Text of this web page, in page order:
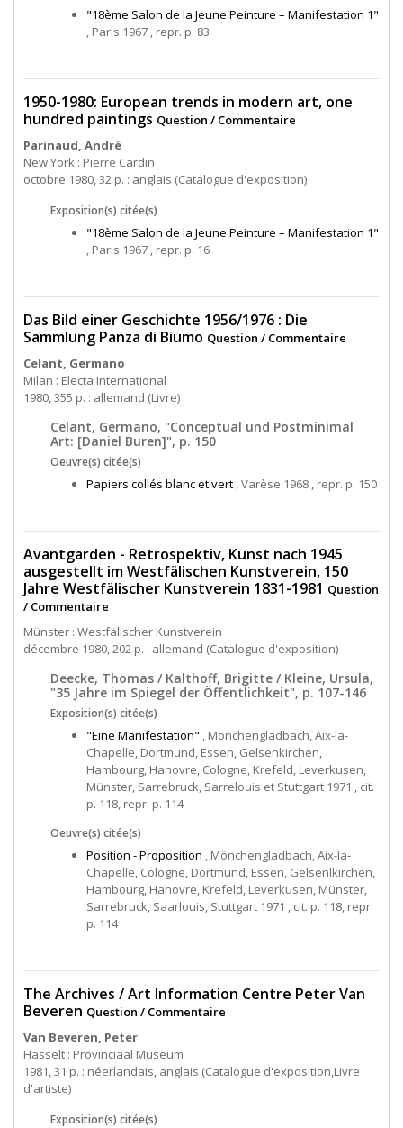
"18ème Salon de la Jeune Peinture – Manifestation 1"
, Paris 1967 , repr. p. 83
1950-1980: European trends in modern art, one
hundred paintings Question / Commentaire
Parinaud, André
New York : Pierre Cardin
octobre 1980, 32 p. : anglais (Catalogue d'exposition)
Exposition(s) citée(s)
"18ème Salon de la Jeune Peinture – Manifestation 1"
, Paris 1967 , repr. p. 16
Das Bild einer Geschichte 1956/1976 : Die
Sammlung Panza di Biumo Question / Commentaire
Celant, Germano
Milan : Electa International
1980, 355 p. : allemand (Livre)
Celant, Germano, "Conceptual und Postminimal
Art: [Daniel Buren]", p. 150
Oeuvre(s) citée(s)
Papiers collés blanc et vert , Varèse 1968 , repr. p. 150
Avantgarden - Retrospektiv, Kunst nach 1945
ausgestellt im Westfälischen Kunstverein, 150
Jahre Westfälischer Kunstverein 1831-1981 Question
/ Commentaire
Münster : Westfälischer Kunstverein
décembre 1980, 202 p. : allemand (Catalogue d'exposition)
Deecke, Thomas / Kalthoff, Brigitte / Kleine, Ursula,
"35 Jahre im Spiegel der Öffentlichkeit", p. 107-146
Exposition(s) citée(s)
"Eine Manifestation" , Mönchengladbach, Aix-la-
Chapelle, Dortmund, Essen, Gelsenkirchen,
Hambourg, Hanovre, Cologne, Krefeld, Leverkusen,
Münster, Sarrebruck, Sarrelouis et Stuttgart 1971 , cit.
p. 118, repr. p. 114
Oeuvre(s) citée(s)
Position - Proposition , Mönchengladbach, Aix-la-
Chapelle, Cologne, Dortmund, Essen, Gelsenlkirchen,
Hambourg, Hanovre, Krefeld, Leverkusen, Münster,
Sarrebruck, Saarlouis, Stuttgart 1971 , cit. p. 118, repr.
p. 114
The Archives / Art Information Centre Peter Van
Beveren Question / Commentaire
Van Beveren, Peter
Hasselt : Provinciaal Museum
1981, 31 p. : néerlandais, anglais (Catalogue d'exposition,Livre
d'artiste)
Exposition(s) citée(s)